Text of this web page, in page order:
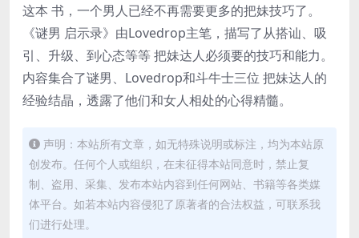
这本 书，一个男人已经不再需要更多的把妹技巧了。
《谜男 启示录》由Lovedrop主笔，描写了从搭讪、吸
引、升级、到心态等等 把妹达人必须要的技巧和能力。
内容集合了谜男、Lovedrop和斗牛士三位 把妹达人的
经验结晶，透露了他们和女人相处的心得精髓。
声明：本站所有文章，如无特殊说明或标注，均为本站原
创发布。任何个人或组织，在未征得本站同意时，禁止复
制、盗用、采集、发布本站内容到任何网站、书籍等各类媒
体平台。如若本站内容侵犯了原著者的合法权益，可联系我
们进行处理。